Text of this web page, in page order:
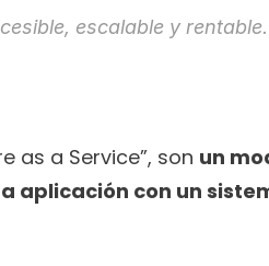
escalable y rentable.
as a Service”, son un
aplicación con un